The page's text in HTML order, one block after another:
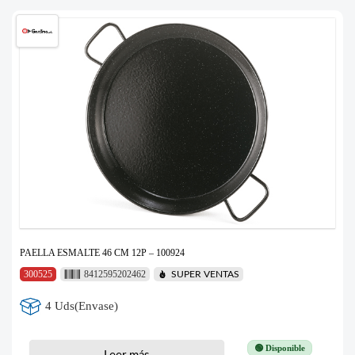
PAELLA ESMALTE 46 CM 12P – 100924
300525
8412595202462 SUPER VENTAS
4 Uds(Envase)
🟢 Disponible